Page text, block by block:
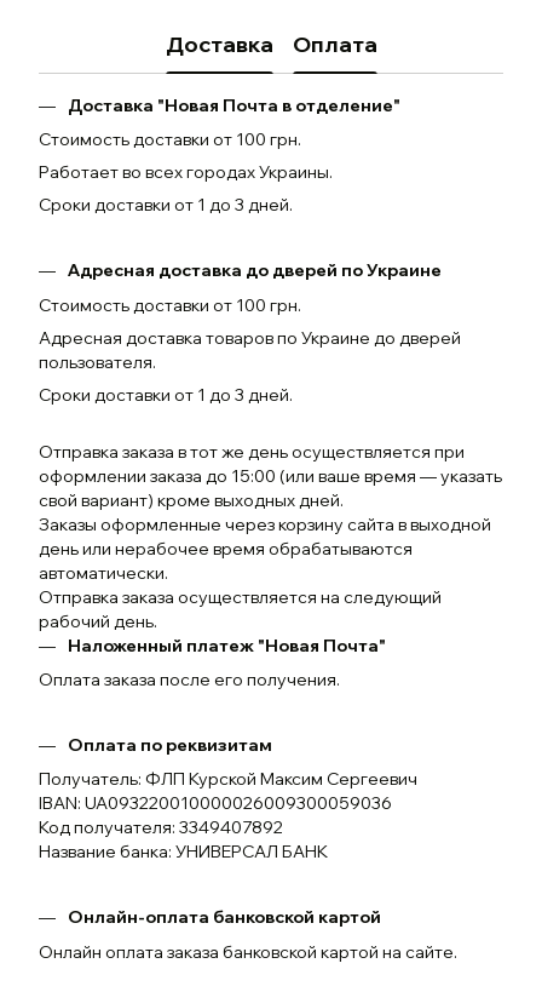
Доставка Оплата
Доставка "Новая Почта в отделение"
Стоимость доставки от 100 грн.
Работает во всех городах Украины.
Сроки доставки от 1 до 3 дней.
Адресная доставка до дверей по Украине
Стоимость доставки от 100 грн.
Адресная доставка товаров по Украине до дверей
пользователя.
Сроки доставки от 1 до 3 дней.
Отправка заказа в тот же день осуществляется при
оформлении заказа до 15:00 (или ваше время — указать
свой вариант) кроме выходных дней.
Заказы оформленные через корзину сайта в выходной
день или нерабочее время обрабатываются
автоматически.
Отправка заказа осуществляется на следующий
рабочий день.
Наложенный платеж "Новая Почта"
Оплата заказа после его получения.
Оплата по реквизитам
Получатель: ФЛП Курской Максим Сергеевич
IBAN: UA093220010000026009300059036
Код получателя: 3349407892
Название банка: УНИВЕРСАЛ БАНК
Онлайн-оплата банковской картой
Онлайн оплата заказа банковской картой на сайте.